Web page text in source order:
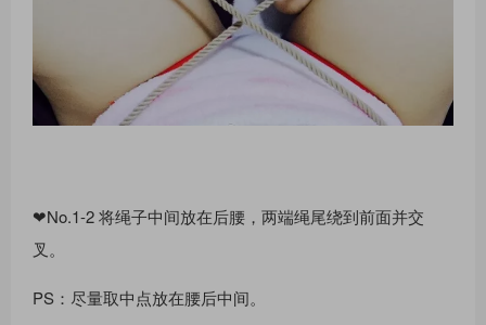
❤No.1-2 将绳⼦中间放在后腰，两端绳尾绕到前⾯并交
叉。
PS：尽量取中点放在腰后中间。